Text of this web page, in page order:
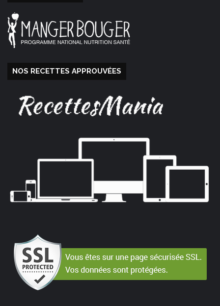
NOS RECETTES APPROUVÉES